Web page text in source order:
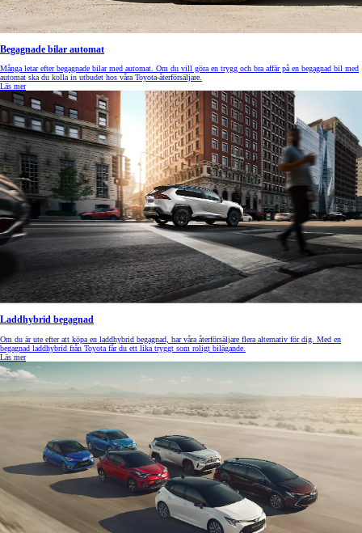
Begagnade bilar automat
Många letar efter begagnade bilar med automat. Om du vill göra en trygg och bra affär på en begagnad bil med
automat ska du kolla in utbudet hos våra Toyota-återförsäljare.
Läs mer
Laddhybrid begagnad
Om du är ute efter att köpa en laddhybrid begagnad, har våra återförsäljare flera alternativ för dig. Med en
begagnad laddhybrid från Toyota får du ett lika tryggt som roligt bilägande.
Läs mer